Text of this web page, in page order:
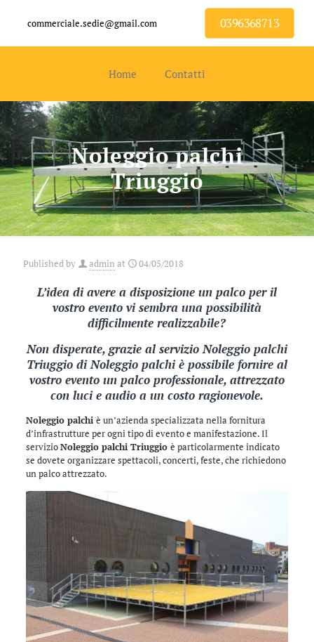
commerciale.sedie@gmail.com 0396368713
Home Contatti
Noleggio palchi
Triuggio
Published by admin at 04/05/2018
L’idea di avere a disposizione un palco per il
vostro evento vi sembra una possibilità
difficilmente realizzabile?
Non disperate, grazie al servizio Noleggio palchi
Triuggio diNoleggio palchiè possibile fornire al
vostro evento un palco professionale, attrezzato
con luci e audio a un costo ragionevole.
Noleggio palchi è un’azienda specializzata nella fornitura
d’infrastrutture per ogni tipo di evento e manifestazione. Il
servizioNoleggio palchi Triuggio è particolarmente indicato
se dovete organizzare spettacoli, concerti, feste, che richiedono
un palco attrezzato.